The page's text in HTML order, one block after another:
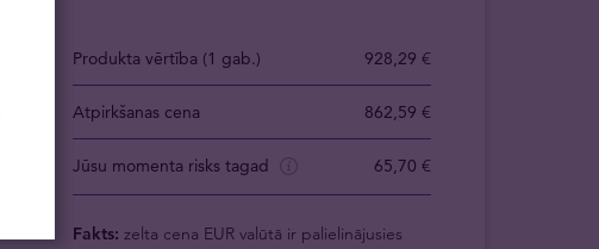
Produkta vērtība (1 gab.) 928,29 €
Atpirkšanas cena 862,59 €
Jūsu momenta risks tagad 65,70 €
Fakts: zelta cena EUR valūtā ir palielinājusies